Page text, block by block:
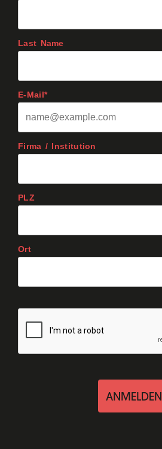
Last Name
E-Mail*
Firma / Institution
PLZ
Ort
ANMELDEN